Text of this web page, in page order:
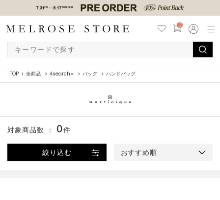
0
TOP 全商品 4search= バッグ ハンドバッグ
絞り込む おすすめ順
対象商品数 ： 0件